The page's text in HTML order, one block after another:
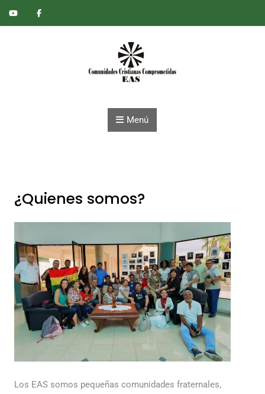
Saltar al contenido
Menú
¿Quienes somos?
Los EAS somos pequeñas comunidades fraternales,